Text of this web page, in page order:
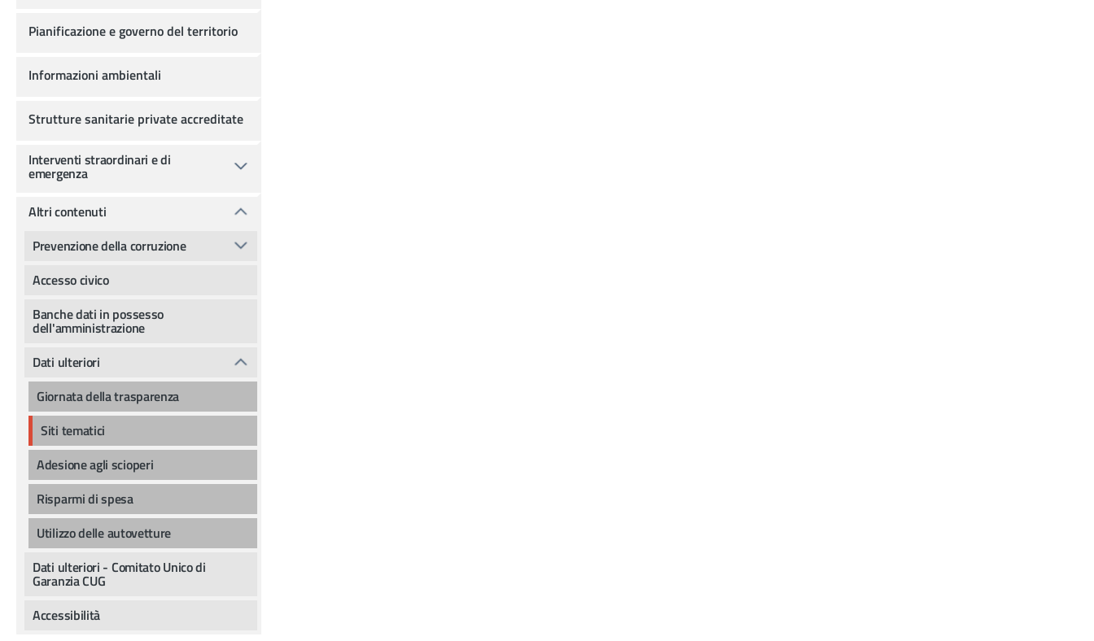
Pianificazione e governo del territorio
Informazioni ambientali
Strutture sanitarie private accreditate
Interventi straordinari e di
emergenza
Altri contenuti
Prevenzione della corruzione
Accesso civico
Banche dati in possesso
dell'amministrazione
Dati ulteriori
Giornata della trasparenza
Siti tematici
Adesione agli scioperi
Risparmi di spesa
Utilizzo delle autovetture
Dati ulteriori - Comitato Unico di
Garanzia CUG
Accessibilità